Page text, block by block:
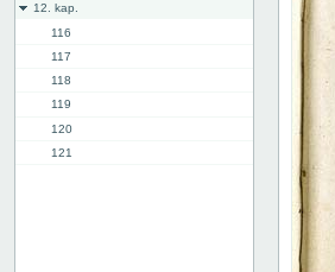
12. kap.
116
117
118
119
120
121